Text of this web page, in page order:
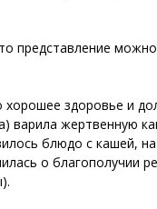
представление
здоровье и
варила жертвенную
блюдо с кашей,
о благополучии